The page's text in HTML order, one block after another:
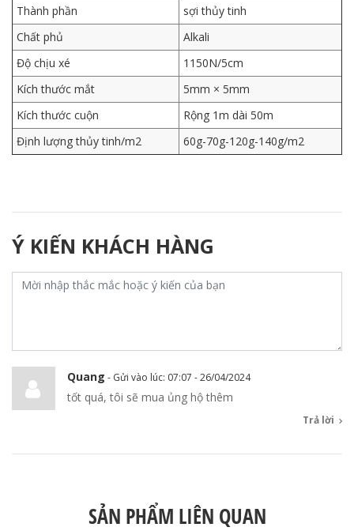
Thành phần
sợi thủy tinh
Chất phủ
Alkali
Độ chịu xé
1150N/5cm
Kích thước mắt
5mm × 5mm
Kích thước cuộn
Rộng 1m dài 50m
Định lượng thủy tinh/m2
60g-70g-120g-140g/m2
Ý KIẾN KHÁCH HÀNG
Quang - Gửi vào lúc: 07:07 - 26/04/2024
tốt quá, tôi sẽ mua ủng hộ thêm
Trả lời
SẢN PHẨM LIÊN QUAN